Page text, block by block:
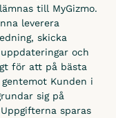
till MyGizmo.
leverera
skicka
och
för att på bästa
Kunden i
sig på
sparas